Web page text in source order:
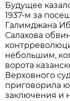
Будущее
1937-м за
Галимджана
Салахова
небольшим,
ворота
Верховного
приговорила
заключения и